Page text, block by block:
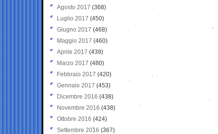
Agosto 2017 (368)
Luglio 2017 (450)
Giugno 2017 (468)
Maggio 2017 (460)
Aprile 2017 (439)
Marzo 2017 (480)
Febbraio 2017 (420)
Gennaio 2017 (453)
Dicembre 2016 (438)
Novembre 2016 (438)
Ottobre 2016 (424)
Settembre 2016 (367)